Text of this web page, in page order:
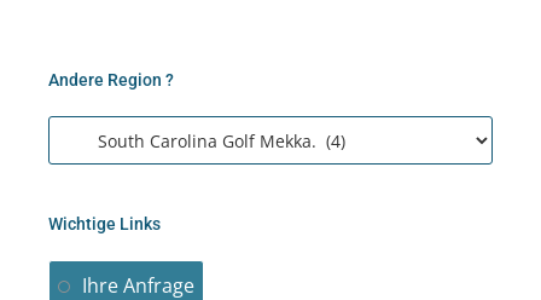
Andere Region ?
Wichtige Links
Ihre Anfrage